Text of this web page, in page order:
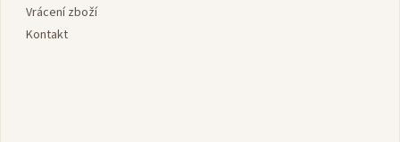
Vrácení zboží
Kontakt